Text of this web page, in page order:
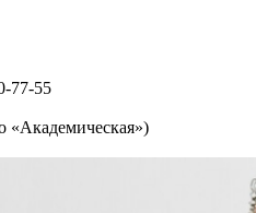
77-55
«Академическая»)